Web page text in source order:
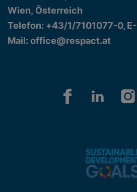
Wien, Österreich
Telefon: +43/1/7101077-0, E-
Mail: office@respact.at